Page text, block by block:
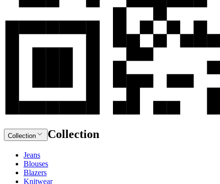
Collection Collection
Jeans
Blouses
Blazers
Knitwear